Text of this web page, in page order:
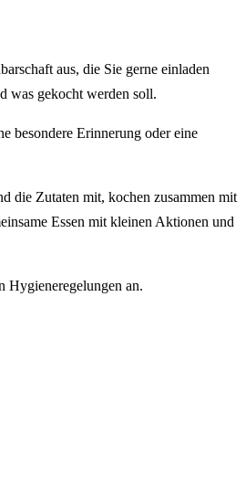
aus, die Sie gerne einladen
was gekocht werden soll.
besondere Erinnerung oder eine
die Zutaten mit, kochen zusammen mit
Essen mit kleinen Aktionen und
Hygieneregelungen an.